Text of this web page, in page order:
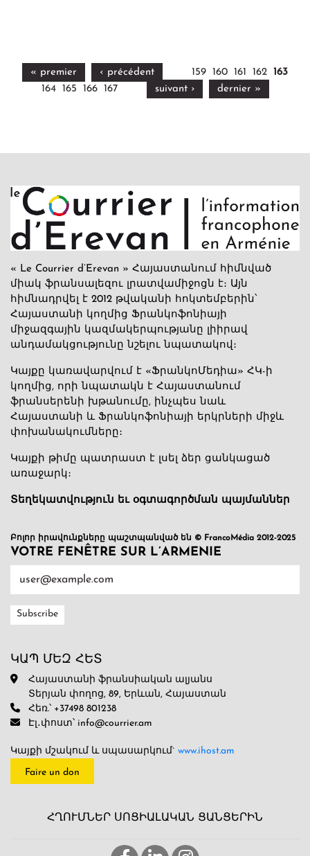
« premier ‹ précédent 159 160 161 162
163
164
165 166 167 suivant › dernier »
« Le Courrier d’Erevan » Հայաստանում հիմնված
միակ ֆրանսալեզու լրատվամիջոցն է։ Այն
հիմնադրվել է 2012 թվականի հոկտեմբերին՝
Հայաստանի կողմից Ֆրանկոֆոնիայի
միջազգային կազմակերպությանը լիիրավ
անդամակցությունը նշելու նպատակով։
Կայքը կառավարվում է «ՖրանկոՄեդիա» ՀԿ-ի
կողմից, որի նպատակն է Հայաստանում
ֆրանսերենի խթանումը, ինչպես նաև
Հայաստանի և Ֆրանկոֆոնիայի երկրների միջև
փոխանակումները։
Կայքի թիմը պատրաստ է լսել ձեր ցանկացած
առաջարկ։
Տեղեկատվություն եւ օգտագործման պայմաններ
Բոլոր իրավունքները պաշտպանված են © FrancoMédia 2012-2025
VOTRE FENÊTRE SUR L’ARMENIE
ԿԱՊ ՄԵԶ ՀԵՏ
Հայաստանի ֆրանսիական ալյանս
Տերյան փողոց, 89, Երևան, Հայաստան
Հեռ.՝ +37498 801238
Էլ․փոստ՝ info@courrier.am
Կայքի մշակում և սպասարկում` www.ihost.am
Faire un don
ՀՂՈՒՄՆԵՐ ՍՈՑԻԱԼԱԿԱՆ ՑԱՆՑԵՐԻՆ